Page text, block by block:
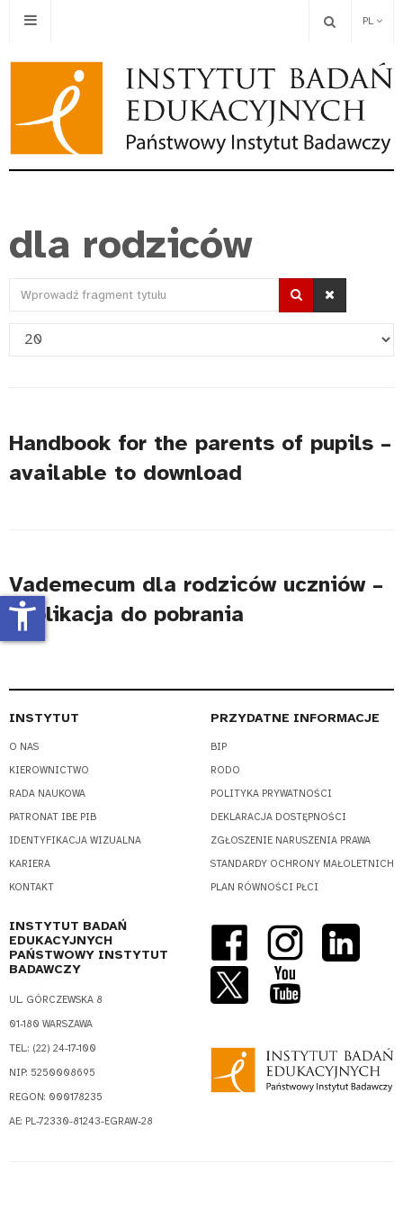
PL
dla rodziców
Wprowadź
tytułu
Pokaż
Handbook for the parents of pupils –
available to download
Vademecum dla rodziców uczniów –
publikacja do pobrania
INSTYTUT
O NAS
KIEROWNICTWO
RADA NAUKOWA
PATRONAT IBE PIB
IDENTYFIKACJA WIZUALNA
KARIERA
KONTAKT
PRZYDATNE INFORMACJE
BIP
RODO
POLITYKA PRYWATNOŚCI
DEKLARACJA DOSTĘPNOŚCI
ZGŁOSZENIE NARUSZENIA PRAWA
STANDARDY OCHRONY MAŁOLETNICH
PLAN RÓWNOŚCI PŁCI
INSTYTUT BADAŃ
EDUKACYJNYCH
PAŃSTWOWY INSTYTUT
BADAWCZY
UL. GÓRCZEWSKA 8
01-180 WARSZAWA
TEL.: (22) 24-17-100
NIP: 5250008695
REGON: 000178235
AE: PL-72330-81243-EGRAW-28
accessibility_new